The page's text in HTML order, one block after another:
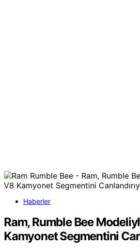
Haberler
Ram, Rumble Bee
Kamyonet Segmentini